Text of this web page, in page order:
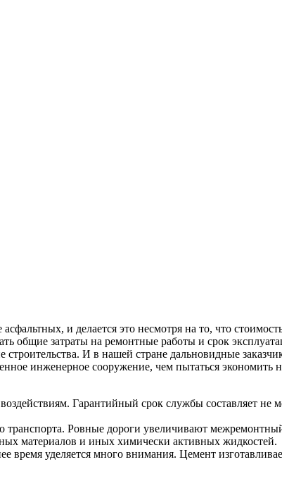
и делается это несмотря на то, что
общие затраты на ремонтные работы и срок
строительства. И в нашей стране дальновидные
инженерное сооружение, чем пытаться экономить
Гарантийный срок службы составляет не
транспорта. Ровные дороги увеличивают
материалов и иных химически активных жидкостей.
уделяется много внимания. Цемент